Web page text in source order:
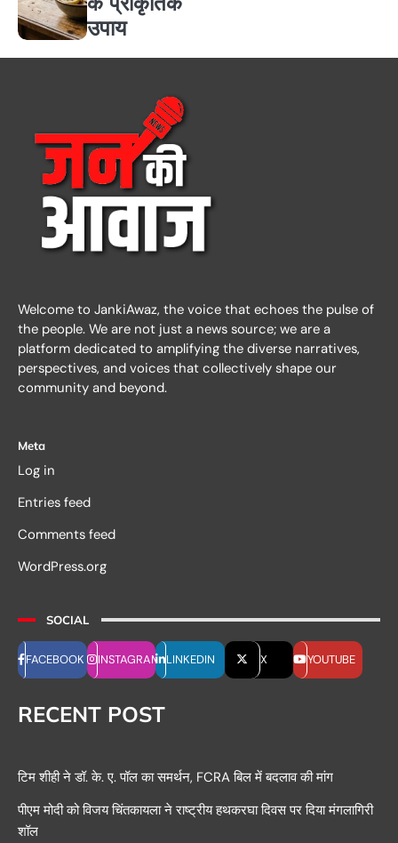
उपाय
Welcome to JankiAwaz, the voice that echoes the pulse of
the people. We are not just a news source; we are a
platform dedicated to amplifying the diverse narratives,
perspectives, and voices that collectively shape our
community and beyond.
Meta
Log in
Entries feed
Comments feed
WordPress.org
SOCIAL
FACEBOOK INSTAGRAM LINKEDIN X YOUTUBE
RECENT POST
टिम शीही ने डॉ. के. ए. पॉल का समर्थन, FCRA बिल में बदलाव की मांग
पीएम मोदी को विजय चिंतकायला ने राष्ट्रीय हथकरघा दिवस पर दिया मंगलागिरी
शॉल